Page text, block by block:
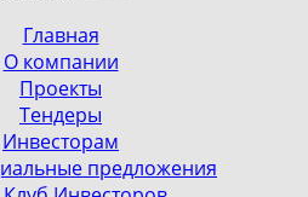
Главная
О компании
Проекты
Тендеры
Инвесторам
предложения